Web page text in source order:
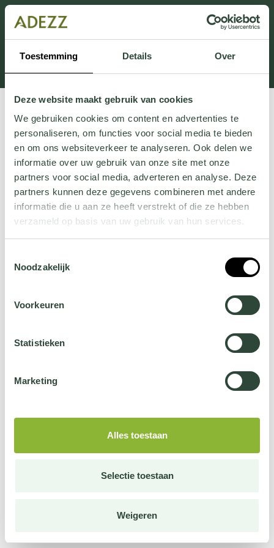
Toestemming Details Over
Deze website maakt gebruik van cookies
We gebruiken cookies om content en advertenties te
personaliseren, om functies voor social media te bieden
en om ons websiteverkeer te analyseren. Ook delen we
informatie over uw gebruik van onze site met onze
partners voor social media, adverteren en analyse. Deze
partners kunnen deze gegevens combineren met andere
informatie die u aan ze heeft verstrekt of die ze hebben
verzameld op basis van uw gebruik van hun services.
jehier.
Noodzakelijk
Voorkeuren
Statistieken
Marketing
Alles toestaan
Selectie toestaan
Weigeren
Dieser Abschnitt wird derzeit gewartet.
Wenn Sie Informationen vermissen, können Sie uns
unter +31 413 395 294 anrufen oder uns unter